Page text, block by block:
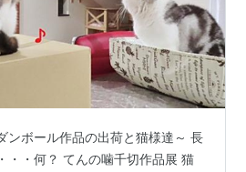
ンボール作品の出荷と猫様達～ 長
・・何？ てんの噛千切作品展 猫